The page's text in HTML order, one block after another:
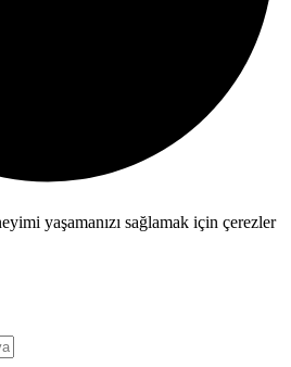
yaşamanızı sağlamak için çerezler